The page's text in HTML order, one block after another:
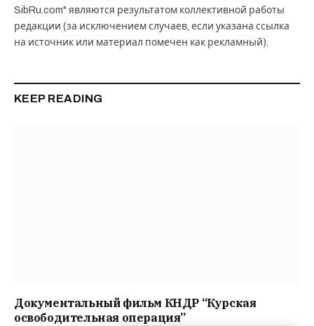
SibRu.com" являются результатом коллективной работы
редакции (за исключением случаев, если указана ссылка
на источник или материал помечен как рекламный).
KEEP READING
Документальный фильм КНДР “Курская
освободительная операция”